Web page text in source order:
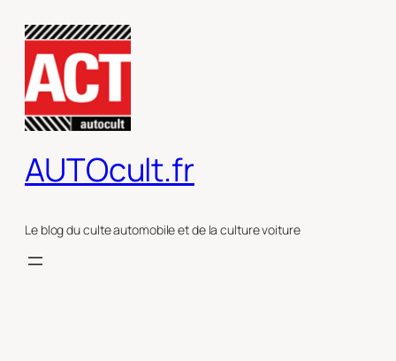
contenu
AUTOcult.fr
Le blog du culte automobile et de la culture voiture